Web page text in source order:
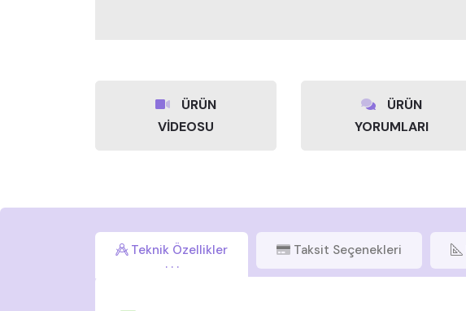
ÜRÜN
VİDEOSU
ÜRÜN
YORUMLARI
Teknik Özellikler Taksit Seçenekleri